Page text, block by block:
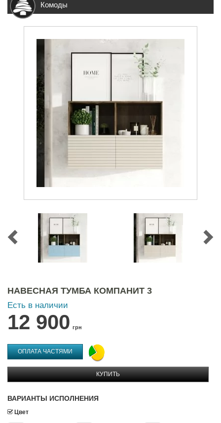
Комоды
НАВЕСНАЯ ТУМБА КОМПАНИТ 3
Есть в наличии
12 900 грн
ОПЛАТА ЧАСТЯМИ
КУПИТЬ
ВАРИАНТЫ ИСПОЛНЕНИЯ
Цвет